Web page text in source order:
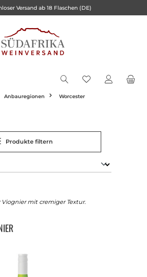
Versand ab 18 Flaschen (DE)
Anbauregionen Worcester
Produkte filtern
mit cremiger Textur.